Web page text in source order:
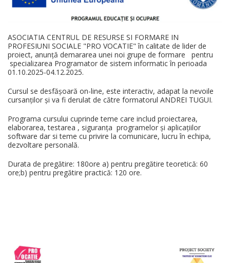
ASOCIATIA CENTRUL DE RESURSE SI FORMARE IN
PROFESIUNI SOCIALE "PRO VOCATIE" în calitate de lider de
proiect, anunță demararea unei noi grupe de formare pentru
specializarea Programator de sistem informatic în perioada
01.10.2025-04.12.2025.
Cursul se desfășoară on-line, este interactiv, adapat la nevoile
cursanților și va fi derulat de către formatorul ANDREI TUGUI.
Programa cursului cuprinde teme care includ proiectarea,
elaborarea, testarea , siguranța programelor și aplicațiilor
software dar si teme cu privire la comunicare, lucru în echipa,
dezvoltare personală.
Durata de pregătire: 180ore a) pentru pregătire teoretică: 60
ore;b) pentru pregătire practică: 120 ore.